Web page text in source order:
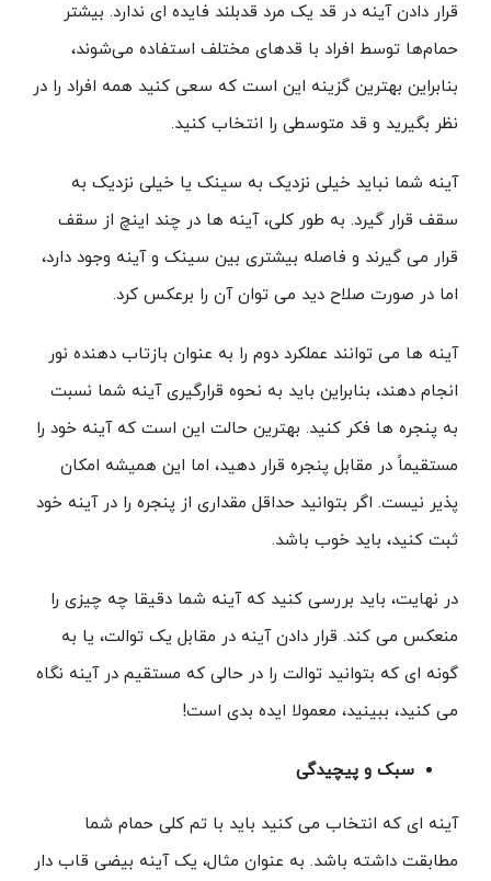
قرار دادن آینه در قد یک مرد قدبلند فایده ای ندارد. بیشتر
حمام‌ها توسط افراد با قدهای مختلف استفاده می‌شوند،
بنابراین بهترین گزینه این است که سعی کنید همه افراد را در
نظر بگیرید و قد متوسطی را انتخاب کنید.
آینه شما نباید خیلی نزدیک به سینک یا خیلی نزدیک به
سقف قرار گیرد. به طور کلی، آینه ها در چند اینچ از سقف
قرار می گیرند و فاصله بیشتری بین سینک و آینه وجود دارد،
اما در صورت صلاح دید می توان آن را برعکس کرد.
آینه ها می توانند عملکرد دوم را به عنوان بازتاب دهنده نور
انجام دهند، بنابراین باید به نحوه قرارگیری آینه شما نسبت
به پنجره ها فکر کنید. بهترین حالت این است که آینه خود را
مستقیماً در مقابل پنجره قرار دهید، اما این همیشه امکان
پذیر نیست. اگر بتوانید حداقل مقداری از پنجره را در آینه خود
ثبت کنید، باید خوب باشد.
در نهایت، باید بررسی کنید که آینه شما دقیقا چه چیزی را
منعکس می کند. قرار دادن آینه در مقابل یک توالت، یا به
گونه ای که بتوانید توالت را در حالی که مستقیم در آینه نگاه
می کنید، ببینید، معمولا ایده بدی است!
سبک و پیچیدگی
آینه ای که انتخاب می کنید باید با تم کلی حمام شما
مطابقت داشته باشد. به عنوان مثال، یک آینه بیضی قاب دار